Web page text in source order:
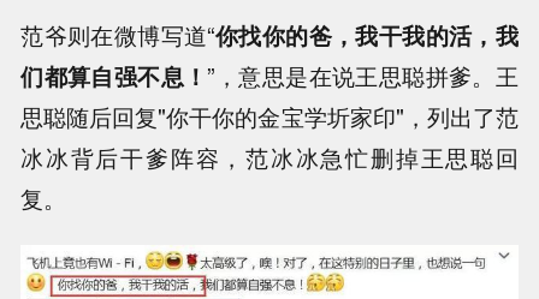
范爷则在微博写道“你找你的爸，我干我的活，我
们都算自强不息！ ”，意思是在说王思聪拼爹。王
思聪随后回复"你干你的金宝学圻家印"，列出了范
冰冰背后干爹阵容，范冰冰急忙删掉王思聪回
复。